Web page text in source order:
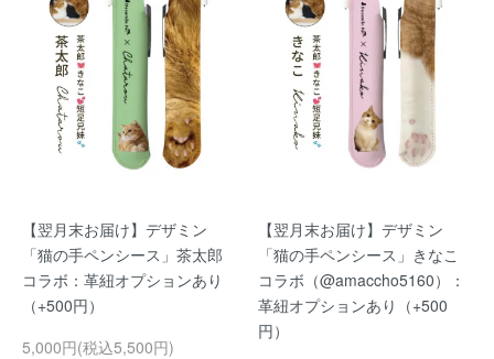
【翌月末お届け】デザミン
「猫の手ペンシース」茶太郎
コラボ：革紐オプションあり
（+500円）
5,000円(税込5,500円)
【翌月末お届け】デザミン
「猫の手ペンシース」きなこ
コラボ（@amaccho5160）：
革紐オプションあり（+500
円）